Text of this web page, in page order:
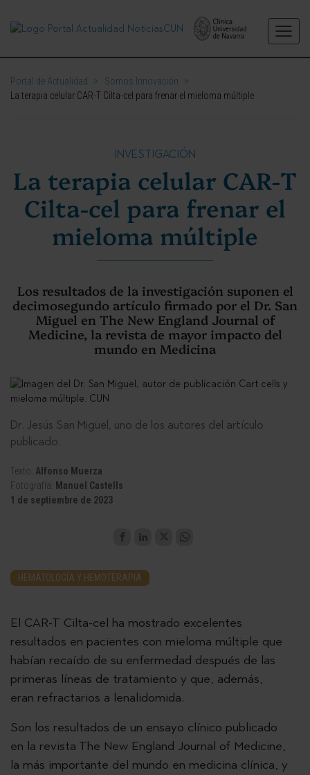
Portal de Actualidad > Somos Innovación
>
La terapia celular CAR-T Cilta-cel para frenar el mieloma múltiple
INVESTIGACIÓN
La terapia celular CAR-T
Cilta-cel para frenar el
mieloma múltiple
Los resultados de la investigación suponen el
decimosegundo artículo firmado por el Dr. San
Miguel en The New England Journal of
Medicine, la revista de mayor impacto del
mundo en Medicina
Dr. Jesús San Miguel, uno de los autores del artículo
publicado.
Texto: Alfonso Muerza
Fotografía:
Manuel Castells
1 de septiembre de 2023
HEMATOLOGÍA Y HEMOTERAPIA
El CAR-T Cilta-cel ha mostrado excelentes
resultados en pacientes con mieloma múltiple que
habían recaído de su enfermedad después de las
primeras líneas de tratamiento y que, además,
eran refractarios a lenalidomida.
Son los resultados de un ensayo clínico publicado
en la revista The New England Journal of Medicine,
la más importante del mundo en medicina clínica, y